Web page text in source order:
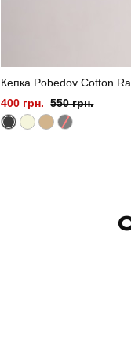
Кепка Pobedov Cotton
400 грн. 550 грн.